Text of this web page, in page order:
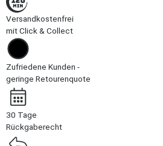
Versandkostenfrei
mit Click & Collect
Zufriedene Kunden -
geringe Retourenquote
30 Tage
Rückgaberecht